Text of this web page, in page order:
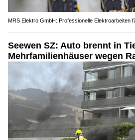
MRS Elektro GmbH: Professionelle Elektroarbeiten
Seewen SZ: Auto brennt in
Mehrfamilienhäuser wegen